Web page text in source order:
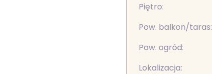
Piętro:
Pow. balkon/taras:
Pow. ogród:
Lokalizacja: